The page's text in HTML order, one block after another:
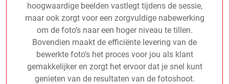
hoogwaardige beelden vastlegt tijdens de sessie,
maar ook zorgt voor een zorgvuldige nabewerking
om de foto’s naar een hoger niveau te tillen.
Bovendien maakt de efficiënte levering van de
bewerkte foto’s het proces voor jou als klant
gemakkelijker en zorgt het ervoor dat je snel kunt
genieten van de resultaten van de fotoshoot.